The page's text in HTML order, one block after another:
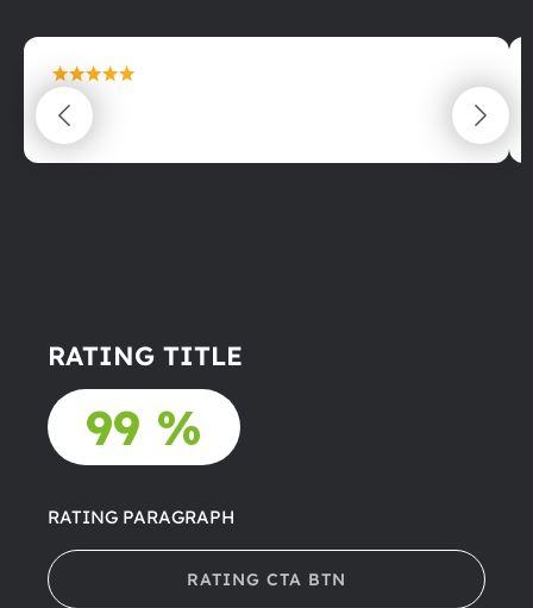
maximální spokojenost
22.06.2025
RATING TITLE
99 %
RATING PARAGRAPH
RATING CTA BTN